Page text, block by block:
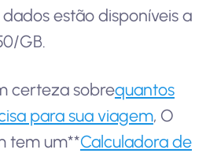
estão disponíveis a
GB.
certeza sobrequantos
para sua viagem, O
tem um**Calculadora de